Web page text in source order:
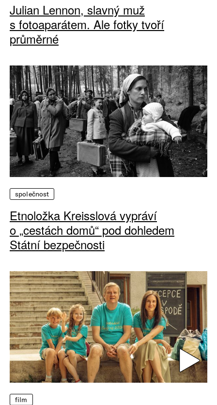
Julian Lennon, slavný muž
s fotoaparátem. Ale fotky tvoří
průměrné
společnost
Etnoložka Kreisslová vypráví
o „cestách domů“ pod dohledem
Státní bezpečnosti
film